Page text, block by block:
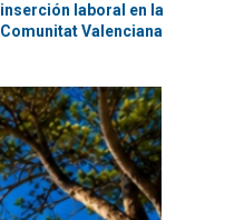
inserción laboral en la
Comunitat Valenciana